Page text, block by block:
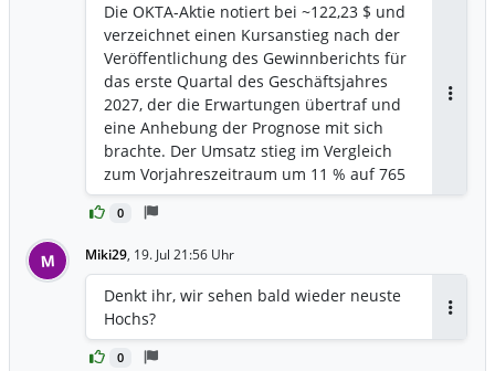
0
Die OKTA-Aktie notiert bei ~122,23 $ und
verzeichnet einen Kursanstieg nach der
Veröffentlichung des Gewinnberichts für
das erste Quartal des Geschäftsjahres
2027, der die Erwartungen übertraf und
eine Anhebung der Prognose mit sich
brachte. Der Umsatz stieg im Vergleich
zum Vorjahreszeitraum um 11 % auf 765
Millionen $. 📈 Setup: Die Aktie hat
kürzlich nach den starken Ergebnissen
und die Umsatzprognose für das
Gesamtjahr auf 3,185–3,205 Mrd. $
angehoben. Der Optionsfluss ist stark
bullisch, mit massiven institutionellen
Blockgeschäften und Sweeps, die auf
M Miki29, 19. Jul 21:56 Uhr
0
Denkt ihr, wir sehen bald wieder neuste
Hochs?